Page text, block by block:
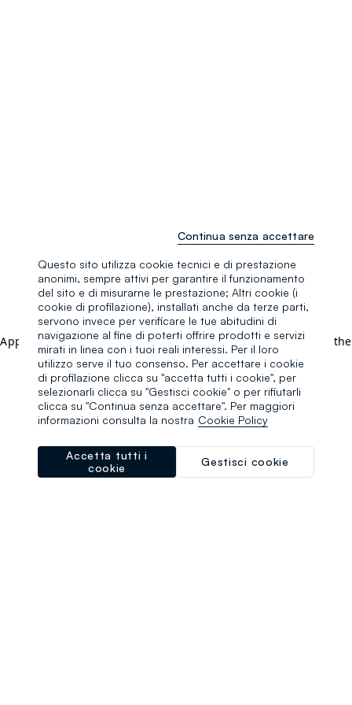
Application error: a client-side exception has occurred (see the
browser console for more information).
Questo sito utilizza cookie tecnici e di prestazione
anonimi, sempre attivi per garantire il funzionamento
del sito e di misurarne le prestazione; Altri cookie (i
cookie di profilazione), installati anche da terze parti,
servono invece per verificare le tue abitudini di
navigazione al fine di poterti offrire prodotti e servizi
mirati in linea con i tuoi reali interessi. Per il loro
utilizzo serve il tuo consenso. Per accettare i cookie
di profilazione clicca su "accetta tutti i cookie", per
selezionarli clicca su "Gestisci cookie" o per rifiutarli
clicca su "Continua senza accettare". Per maggiori
informazioni consulta la nostra Cookie Policy
Gestisci cookie
Accetta tutti i
cookie
Continua senza accettare